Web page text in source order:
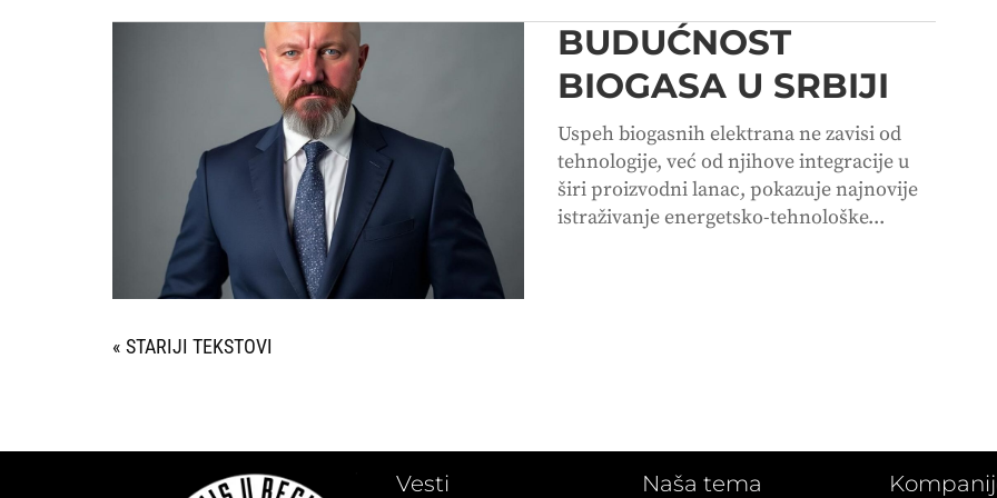
BUDUĆNOST
BIOGASA U SRBIJI
Uspeh biogasnih elektrana ne zavisi od
tehnologije, već od njihove integracije u
širi proizvodni lanac, pokazuje najnovije
istraživanje energetsko-tehnološke...
« STARIJI UNOSI
Vesti Naša tema